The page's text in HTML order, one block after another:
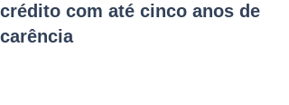
crédito com até cinco anos de
carência